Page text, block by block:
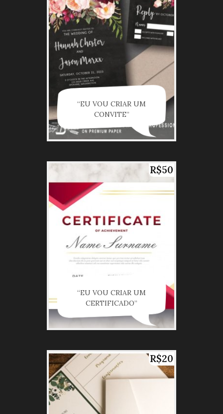
“EU VOU CRIAR UM
CONVITE”
R$50
“EU VOU CRIAR UM
CERTIFICADO”
R$20